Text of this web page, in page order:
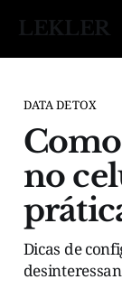
LEKLER
DATA DETOX
no
Dicas de